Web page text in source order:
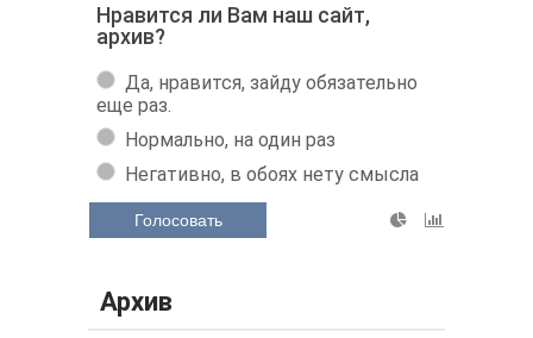
Нравится ли Вам наш сайт,
архив?
Да, нравится, зайду обязательно
еще раз.
Нормально, на один раз
Негативно, в обоях нету смысла
Голосовать
Архив